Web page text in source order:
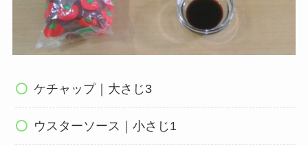
ケチャップ｜大さじ3
ウスターソース｜小さじ1